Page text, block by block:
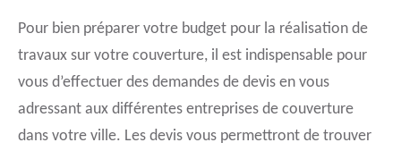
Pour bien préparer votre budget pour la réalisation de
travaux sur votre couverture, il est indispensable pour
vous d’effectuer des demandes de devis en vous
adressant aux différentes entreprises de couverture
dans votre ville. Les devis vous permettront de trouver